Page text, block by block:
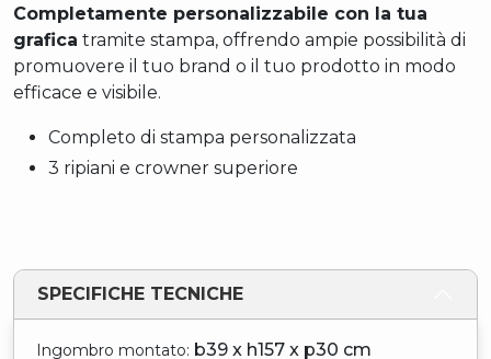
Completamente personalizzabile con la tua
grafica tramite stampa, offrendo ampie possibilità di
promuovere il tuo brand o il tuo prodotto in modo
efficace e visibile.
Completo di stampa personalizzata
3 ripiani e crowner superiore
SPECIFICHE TECNICHE
Ingombro montato: b39 x h157 x p30 cm